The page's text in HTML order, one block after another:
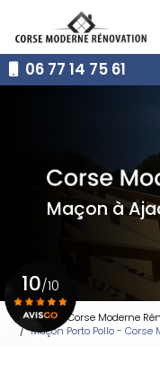
contenu
principal06 77 14 75 61
Maçon à
10/10
Accueil
Corse Moderne
Maçon Porto Pollo - Corse